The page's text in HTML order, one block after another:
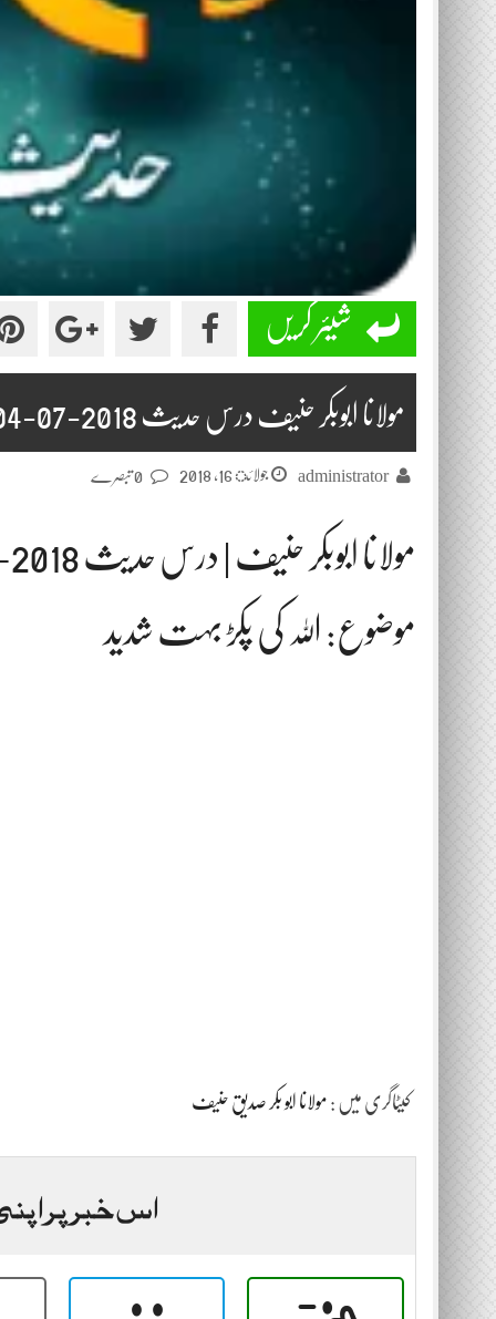
شیئر کریں
مولانا ابوبکر حنیف درس حدیث 2018-07-04
administrator جولائ 16, 2018
مولانا ابوبکر حنیف | درس حدیث 2018-07-04
موضوع: اللہ کی پکڑ بہت شدید
کیٹاگری میں : مولانا ابو بکر صدیق حنیف
اس خبر پر